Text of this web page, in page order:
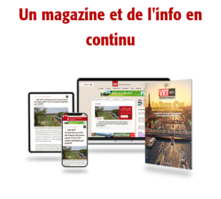
Un magazine et de l'info en
continu